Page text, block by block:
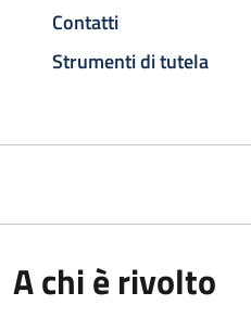
Contatti
Strumenti di tutela
A chi è rivolto